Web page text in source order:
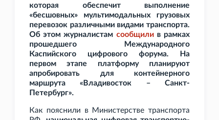
которая обеспечит выполнение
«бесшовных» мультимодальных грузовых
перевозок различными видами транспорта.
Об этом журналистам сообщилив рамках
прошедшего Международного
Каспийского цифрового форума. На
первом этапе платформу планируют
апробировать для контейнерного
маршрута «Владивосток – Санкт-
Петербург».
Как пояснили в Министерстве транспорта